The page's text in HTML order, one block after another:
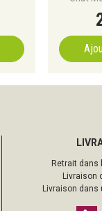
Retrait dans
Livraison
Livraison dans